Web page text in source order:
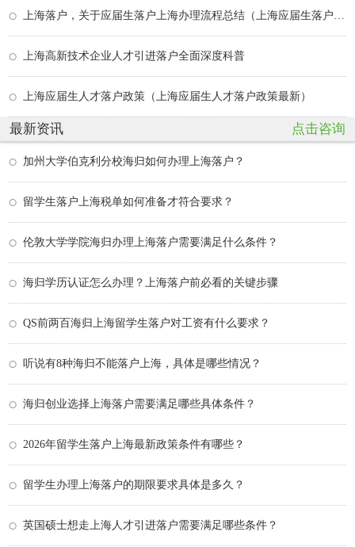
上海高新技术企业人才引进落户全面深度科普
上海应届生人才落户政策（上海应届生人才落户政策最新）
最新资讯 点击咨询
加州大学伯克利分校海归如何办理上海落户？
留学生落户上海税单如何准备才符合要求？
伦敦大学学院海归办理上海落户需要满足什么条件？
海归学历认证怎么办理？上海落户前必看的关键步骤
QS前两百海归上海留学生落户对工资有什么要求？
听说有8种海归不能落户上海，具体是哪些情况？
海归创业选择上海落户需要满足哪些具体条件？
2026年留学生落户上海最新政策条件有哪些？
留学生办理上海落户的期限要求具体是多久？
英国硕士想走上海人才引进落户需要满足哪些条件？